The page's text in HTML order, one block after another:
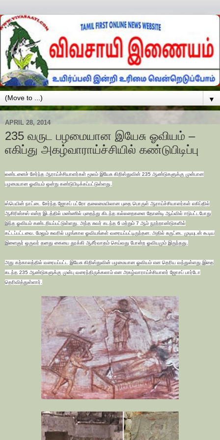
▼
APRIL 28, 2014
235 வருட பழமையான இயேசு ஓவியம் –
எகிப்து அகழ்வாராய்ச்சியில் கண்டுபிடிப்பு
லண்டனைச் சேர்ந்த ஆராய்ச்சியாளர்கள் மூலம் இயேசு கிறிஸ்துவின் 235 ஆண்டுகளுக்கு முன்பான
பழமையான ஓவியம் ஒன்று கண்டுபிடிக்கப்பட்டுள்ளது.
ஸ்பெயின் நாட்டை சேர்ந்த ஜோசப் பட்ரோ தலைமையிலான புதை பொருள் ஆராய்ச்சியாளர்கள் எகிப்தில்
ஆசிரின்சஸ் என்ற இடத்தில் மண்ணில் புதைந்து கிடந்த கல்லறைகளை தோண்டி ஆய்வில் ஈடுபட்டபோது
இந்த ஓவியம் கண்டறியப்பட்டுள்ளது. அந்த சுவர் கடந்த 6 மற்றும் 7 ஆம் நூற்றாண்டுகளில்
கட்டப்பட்டவை. மேலும் சுவரில் பழங்கால ஓவியங்கள் வரையப்பட்டிருந்தன. அதில் சுருட்டை முடியுடன் கூடிய
இளைஞர் ஒருவர் தனது கையை தூக்கி ஆசீர்வாதம் செய்வது போன்ற ஓவியமும் இருந்தது.
அது கற்காலத்தில் வரையப்பட்ட இயேசு கிறிஸ்துவின் பழமையான ஓவியம் என தெரிய வந்துள்ளது.இதை
கடந்த 235 ஆண்டுகளுக்கு முன்பு வரைந்திருக்கலாம் என அகழ்வாராய்ச்சியாளர் ஜோசப் பார்டோ
தெரிவித்துள்ளார்.